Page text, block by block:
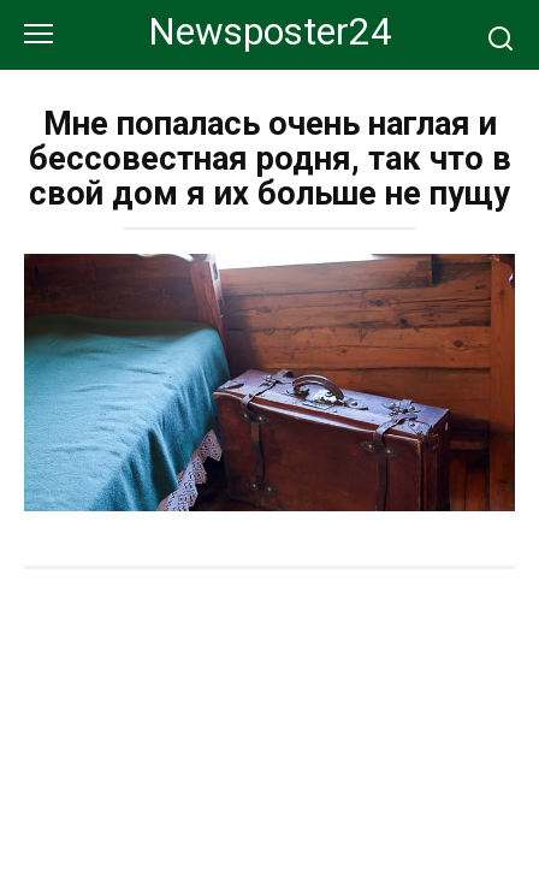
контенту
Newsposter24
Мне попалась очень наглая и
бессовестная родня, так что в
свой дом я их больше не пущу